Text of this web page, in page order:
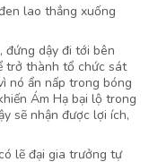
lao thẳng xuống
đứng dậy đi tới bên
trở thành tổ chức sát
nó ẩn nấp trong bóng
Ám Hạ bại lộ trong
sẽ nhận được lợi ích,
lẽ đại gia trưởng tự